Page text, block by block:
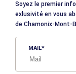
Soyez le premier
exlusivité en vous
de Chamonix-Mont-
MAIL